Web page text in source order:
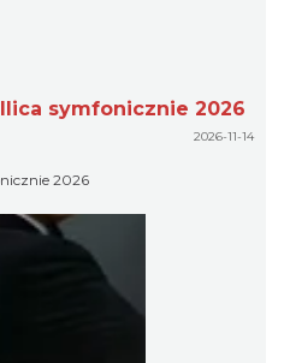
symfonicznie 2026
2026-11-14
2026